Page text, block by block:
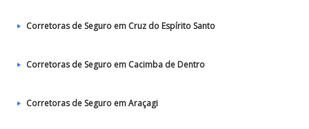
Corretoras de Seguro em Cruz do Espírito Santo
Corretoras de Seguro em Cacimba de Dentro
Corretoras de Seguro em Araçagi